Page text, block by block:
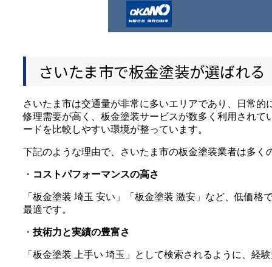
さいたま市で板金塗装が選ばれ
さいたま市は交通量が非常に多いエリアであり、日常
修理需要が高く、板金塗装サービスが数多く利用され
ードを比較しやすい環境が整っています。
下記のような理由で、さいたま市の板金塗装業者は多く
・ コストパフォーマンスの高さ
「板金塗装 埼玉 安い」「板金塗装 激安」など、低価
最適です。
・ 技術力と実績の豊富さ
「板金塗装 上手い 埼玉」として検索されるように、経